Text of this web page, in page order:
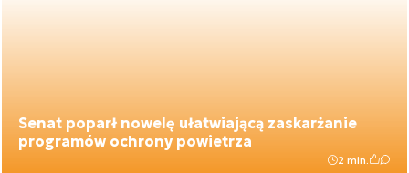
Senat poparł nowelę ułatwiającą zaskarżanie
programów ochrony powietrza
2 min.